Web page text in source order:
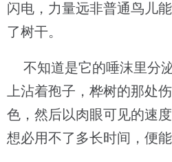
闪电，力量远非普通鸟儿
了树干。
不知道是它的唾沫里分
上沾着孢子，桦树的那处
色，然后以肉眼可见的速
想必用不了多长时间，便